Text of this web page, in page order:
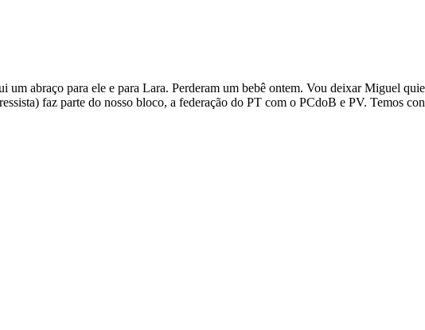
abraço para ele e para Lara. Perderam um bebê ontem. Vou deixar Miguel
faz parte do nosso bloco, a federação do PT com o PCdoB e PV. Temos